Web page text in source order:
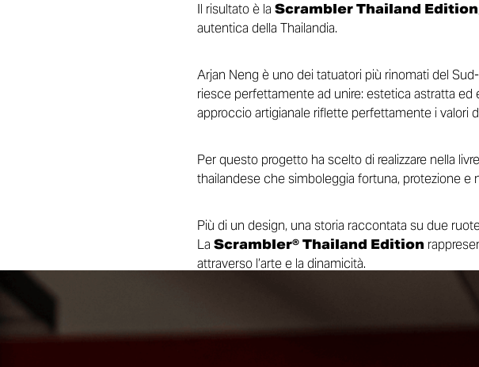
Il risultato è la Scrambler Thailand Edition
autentica della Thailandia.
Arjan Neng è uno dei tatuatori più rinomati del
riesce perfettamente ad unire: estetica astratta ed
approccio artigianale riflette perfettamente i valori
Per questo progetto ha scelto di realizzare nella
thailandese che simboleggia fortuna, protezione e
Più di un design, una storia raccontata su due
La Scrambler® Thailand Edition
attraverso l’arte e la dinamicità.
Come spiega Marco Biondi, Vice President Sales
Scrambler® capace di rompere gli schemi, non